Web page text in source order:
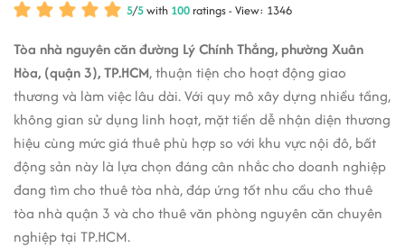
5/5with 100 ratings - View: 1346
Tòa nhà nguyên căn đường Lý Chính Thắng, phường Xuân
Hòa, (quận 3), TP.HCM, thuận tiện cho hoạt động giao
thương và làm việc lâu dài. Với quy mô xây dựng nhiều tầng,
không gian sử dụng linh hoạt, mặt tiền dễ nhận diện thương
hiệu cùng mức giá thuê phù hợp so với khu vực nội đô, bất
động sản này là lựa chọn đáng cân nhắc cho doanh nghiệp
đang tìm cho thuê tòa nhà, đáp ứng tốt nhu cầu cho thuê
tòa nhà quận 3 và cho thuê văn phòng nguyên căn chuyên
nghiệp tại TP.HCM.